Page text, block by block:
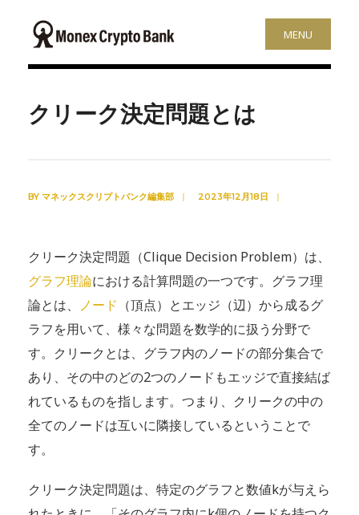
MENU
クリーク決定問題とは
BY マネックスクリプトバンク編集部 | 2023年12月18日 |
クリーク決定問題（Clique Decision Problem）は、
グラフ理論における計算問題の一つです。グラフ理
論とは、
ノード （頂点）とエッジ（辺）から成るグ
ラフを用いて、様々な問題を数学的に扱う分野で
す。クリークとは、グラフ内のノードの部分集合で
あり、その中のどの2つのノードもエッジで直接結ば
れているものを指します。つまり、クリークの中の
全てのノードは互いに隣接しているということで
す。
クリーク決定問題は、特定のグラフと数値kが与えら